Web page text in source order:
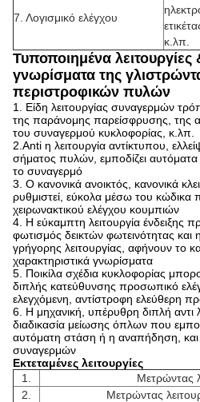
7. Λογισμικό ελέγχου
κ.λπ.
Τυποποιημένα λειτουργίες
γνωρίσματα της
περιστροφικών πυλών
1. Είδη λειτουργίας συναγερμών
της παράνομης παρείσφρυσης, της
του συναγερμού κυκλοφορίας, κ.λπ.
2.Anti η λειτουργία αντίκτυπου,
σήματος πυλών, εμποδίζει αυτόματα
το συναγερμό
3. Ο κανονικά ανοικτός, κανονικά
ρυθμιστεί, εύκολα μέσω του κώδικα
χειρωνακτικού ελέγχου κουμπιών
4. Η εύκαμπτη λειτουργία ένδειξης
φωτισμός δεικτών φωτεινότητας
γρήγορης λειτουργίας, αφήνουν το
χαρακτηριστικά γνωρίσματα
5. Ποικίλα σχέδια κυκλοφορίας
διπλής κατεύθυνσης προσωπικό
ελεγχόμενη, αντίστροφη ελεύθερη
6. Η μηχανική, υπέρυθρη διπλή αντι
διαδικασία μείωσης όπλων που
αυτόματη στάση ή η αναπήδηση,
συναγερμών
Εκτεταμένες λειτουργίες
1.
Μετρώντας
2.
Μετρώντας